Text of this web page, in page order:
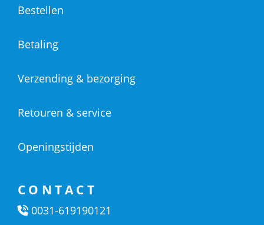
Bestellen
Betaling
Verzending & bezorging
Retouren & service
Openingstijden
CONTACT
0031-619190121